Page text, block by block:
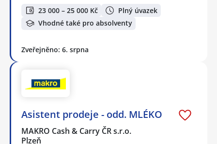
23 000 – 25 000 Kč
Plný úvazek
Vhodné také pro absolventy
Zveřejněno: 6. srpna
Asistent prodeje - odd. MLÉKO
MAKRO Cash & Carry ČR s.r.o.
Plzeň